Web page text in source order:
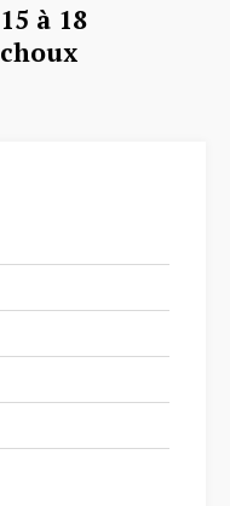
15 à 18
choux